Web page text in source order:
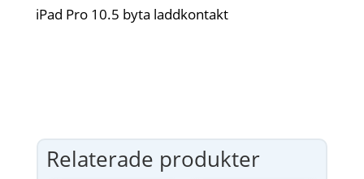
iPad Pro 10.5 byta laddkontakt
Relaterade produkter